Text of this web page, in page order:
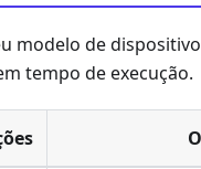
modelo de
tempo de execução.